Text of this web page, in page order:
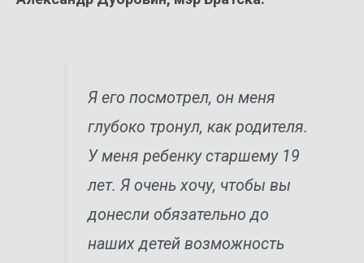
Я его посмотрел, он меня
глубоко тронул, как родителя.
У меня ребенку старшему 19
лет. Я очень хочу, чтобы вы
донесли обязательно до
наших детей возможность